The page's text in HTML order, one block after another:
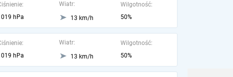
hPa
Wiatr:
13 km/h
Wilgotność:
50%
hPa
Wiatr:
13 km/h
Wilgotność:
50%